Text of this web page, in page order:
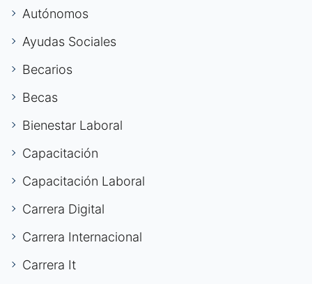
Autónomos
Ayudas Sociales
Becarios
Becas
Bienestar Laboral
Capacitación
Capacitación Laboral
Carrera Digital
Carrera Internacional
Carrera It